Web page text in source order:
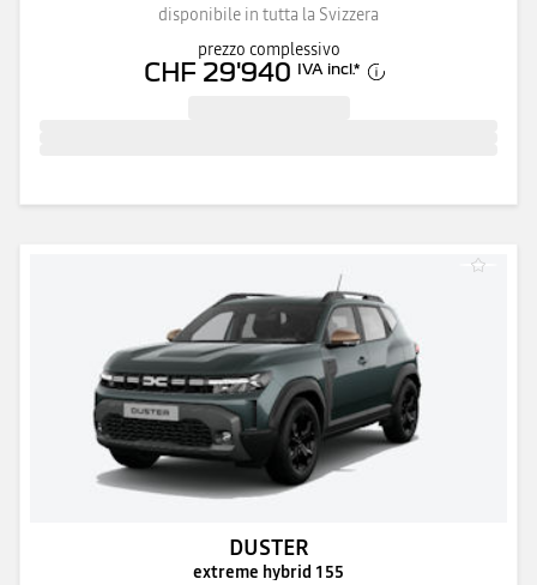
disponibile in tutta la Svizzera
prezzo complessivo
CHF 29'940 IVA incl.*
DUSTER
extreme hybrid 155